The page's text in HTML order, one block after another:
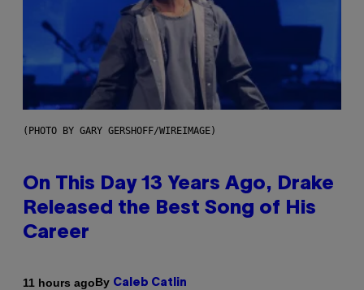
(PHOTO BY GARY GERSHOFF/WIREIMAGE)
On This Day 13 Years Ago, Drake
Released the Best Song of His
Career
11 hours agoBy Caleb Catlin